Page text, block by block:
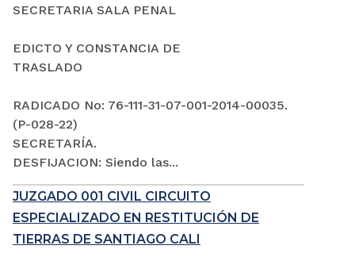
SECRETARIA SALA PENAL
EDICTO Y CONSTANCIA DE
TRASLADO
RADICADO No: 76-111-31-07-001-2014-00035.
(P-028-22)
SECRETARÍA.
DESFIJACION: Siendo las...
JUZGADO 001 CIVIL CIRCUITO
ESPECIALIZADO EN RESTITUCIÓN DE
TIERRAS DE SANTIAGO CALI